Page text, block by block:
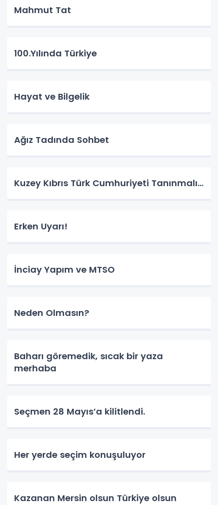
Mahmut Tat
100.Yılında Türkiye
Hayat ve Bilgelik
Ağız Tadında Sohbet
Kuzey Kıbrıs Türk Cumhuriyeti Tanınmalı…
Erken Uyarı!
İnciay Yapım ve MTSO
Neden Olmasın?
Baharı göremedik, sıcak bir yaza
merhaba
Seçmen 28 Mayıs’a kilitlendi.
Her yerde seçim konuşuluyor
Kazanan Mersin olsun Türkiye olsun